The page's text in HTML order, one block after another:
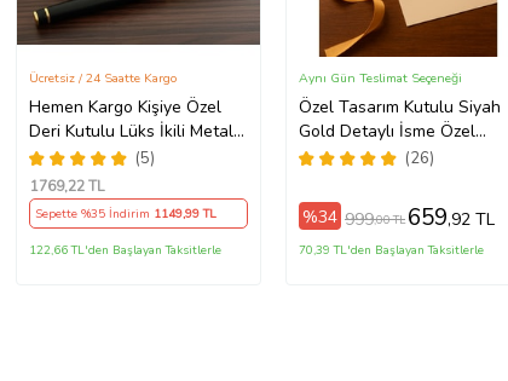
Hemen Kargo Kişiye Özel
Deri Kutulu Lüks İkili Metal
İmza Kalemi - Premium
Hediye Deneyimi
(5)
Ücretsiz / 24 Saatte Kargo
1769,22 TL
Sepette %35 İndirim 1149,99 TL
122,66 TL'den Başlayan Taksitlerle
Özel Tasarım Kutulu Siyah
Gold Detaylı İsme Özel
Roller İmza Kalemi
(26)
Aynı Gün Teslimat Seçeneği
%34 999,00 TL 659,92 TL
70,39 TL'den Başlayan Taksitlerle